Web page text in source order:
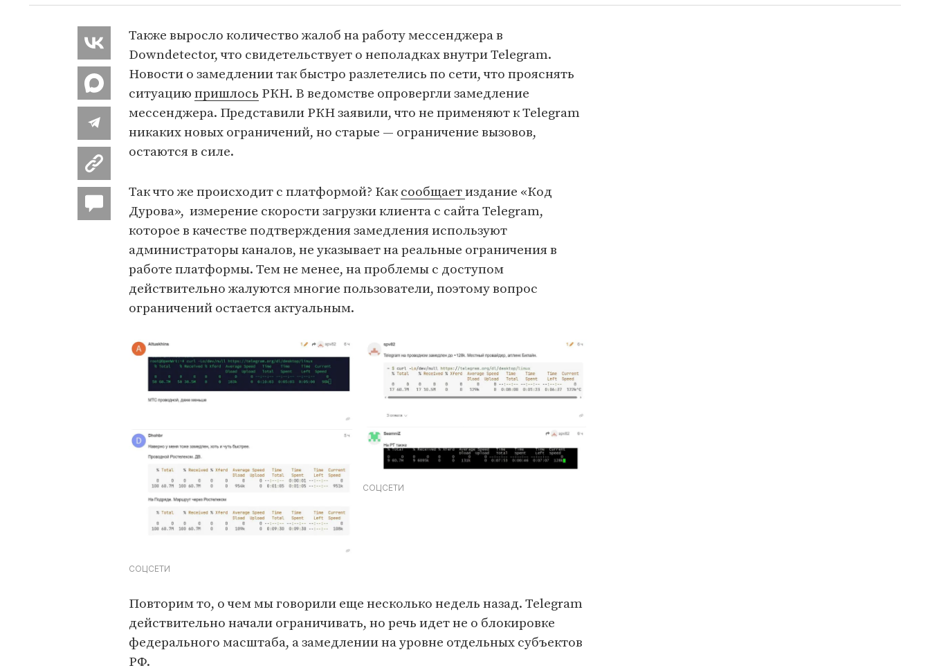
Также выросло количество жалоб на работу мессенджера в
Downdetector, что свидетельствует о неполадках внутри Telegram.
Новости о замедлении так быстро разлетелись по сети, что прояснять
ситуацию пришлось РКН. В ведомстве опровергли замедление
мессенджера. Представили РКН заявили, что не применяют к Telegram
никаких новых ограничений, но старые — ограничение вызовов,
остаются в силе.
Так что же происходит с платформой? Каксообщаетиздание «Код
Дурова», измерение скорости загрузки клиента с сайта Telegram,
которое в качестве подтверждения замедления используют
администраторы каналов, не указывает на реальные ограничения в
работе платформы. Тем не менее, на проблемы с доступом
действительно жалуются многие пользователи, поэтому вопрос
ограничений остается актуальным.
СОЦСЕТИ
СОЦСЕТИ
Повторим то, о чем мы говорили еще несколько недель назад. Telegram
действительно начали ограничивать, но речь идет не о блокировке
федерального масштаба, а замедлении на уровне отдельных субъектов
РФ.